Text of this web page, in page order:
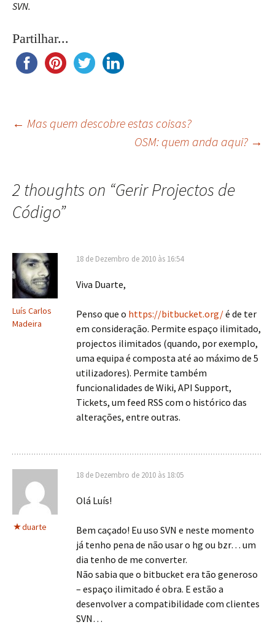
SVN.
Partilhar...
Navegação
artigos
← Mas quem descobre estas coisas?
OSM: quem anda aqui? →
2 thoughts on “Gerir Projectos de
Código”
Luís Carlos
Madeira
18 de Dezembro de 2010 às 16:54
Viva Duarte,
Penso que o https://bitbucket.org/é de ter
em consideração. Permite espaço ilimitado,
projectos ilimitados (quando, por exemplo,
uma equipa é composta até ao máximo de 5
utilizadores). Permite também
funcionalidades de Wiki, API Support,
Tickets, um feed RSS com o histórico das
alterações, entre outras.
duarte
18 de Dezembro de 2010 às 18:05
Olá Luís!
Bem caçado! Eu uso SVN e neste momento
já tenho pena de não usar o hg ou bzr… um
dia tenho de me converter.
Não sabia que o bitbucket era tão generoso
– espaço ilimitado é obra. E estão a
desenvolver a compatibilidade com clientes
SVN…